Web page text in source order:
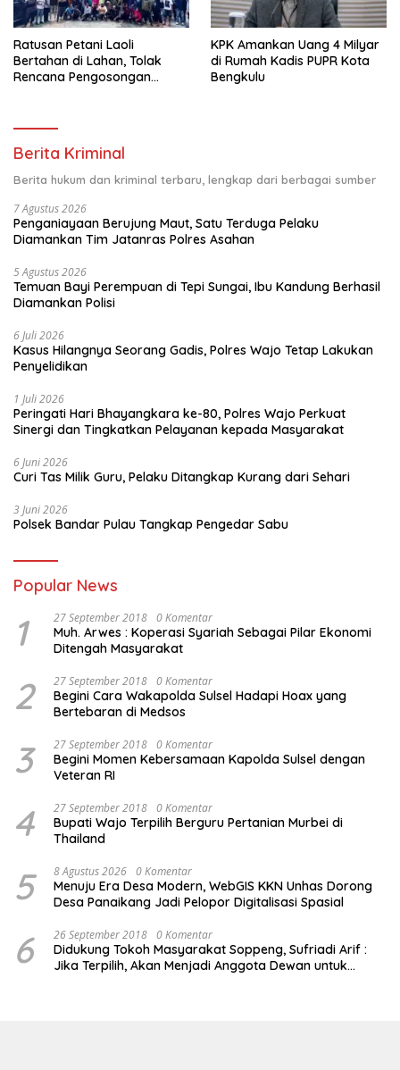
Ratusan Petani Laoli
Bertahan di Lahan, Tolak
Rencana Pengosongan
KPK Amankan Uang 4 Milyar
di Rumah Kadis PUPR Kota
Bengkulu
Berita Kriminal
Berita hukum dan kriminal terbaru, lengkap dari berbagai sumber
7 Agustus 2026
Penganiayaan Berujung Maut, Satu Terduga Pelaku
Diamankan Tim Jatanras Polres Asahan
5 Agustus 2026
Temuan Bayi Perempuan di Tepi Sungai, Ibu Kandung Berhasil
Diamankan Polisi
6 Juli 2026
Kasus Hilangnya Seorang Gadis, Polres Wajo Tetap Lakukan
Penyelidikan
1 Juli 2026
Peringati Hari Bhayangkara ke-80, Polres Wajo Perkuat
Sinergi dan Tingkatkan Pelayanan kepada Masyarakat
6 Juni 2026
Curi Tas Milik Guru, Pelaku Ditangkap Kurang dari Sehari
3 Juni 2026
Polsek Bandar Pulau Tangkap Pengedar Sabu
Popular News
1 27 September 2018 0 Komentar
Muh. Arwes : Koperasi Syariah Sebagai Pilar Ekonomi
Ditengah Masyarakat
2 27 September 2018 0 Komentar
Begini Cara Wakapolda Sulsel Hadapi Hoax yang
Bertebaran di Medsos
3 27 September 2018 0 Komentar
Begini Momen Kebersamaan Kapolda Sulsel dengan
Veteran RI
4 27 September 2018 0 Komentar
Bupati Wajo Terpilih Berguru Pertanian Murbei di
Thailand
5 8 Agustus 2026 0 Komentar
Menuju Era Desa Modern, WebGIS KKN Unhas Dorong
Desa Panaikang Jadi Pelopor Digitalisasi Spasial
6 26 September 2018 0 Komentar
Didukung Tokoh Masyarakat Soppeng, Sufriadi Arif :
Jika Terpilih, Akan Menjadi Anggota Dewan untuk